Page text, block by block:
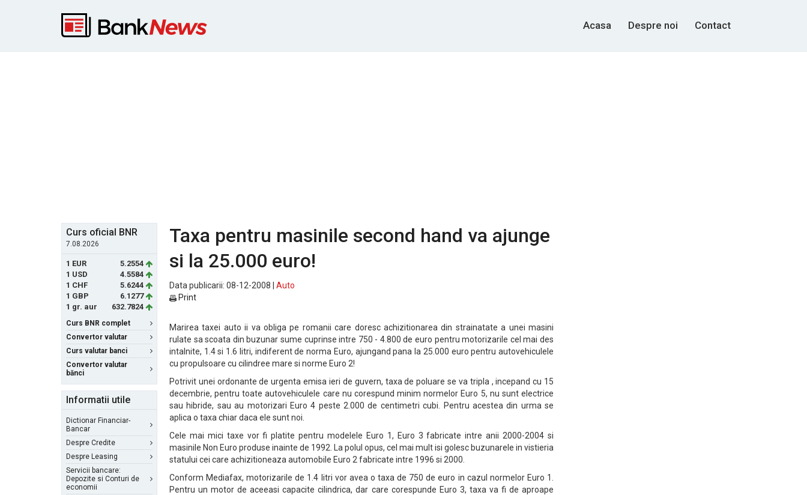
Acasa Despre noi Contact
Curs oficial BNR
7.08.2026
1 EUR
5.2554
1 USD
4.5584
1 CHF
5.6244
1 GBP
6.1277
1 gr. aur
632.7824
Curs BNR complet
Convertor valutar
Curs valutar banci
Convertor valutar
bănci
Informatii utile
Dictionar Financiar-
Bancar
Despre Credite
Despre Leasing
Servicii bancare:
Depozite si Conturi de
economii
Taxa pentru masinile second hand va ajunge
si la 25.000 euro!
Data publicarii: 08-12-2008 | Auto
Print
Marirea taxei auto ii va obliga pe romanii care doresc achizitionarea din strainatate a unei masini
rulate sa scoata din buzunar sume cuprinse intre 750 - 4.800 de euro pentru motorizarile cel mai des
intalnite, 1.4 si 1.6 litri, indiferent de norma Euro, ajungand pana la 25.000 euro pentru autovehiculele
cu propulsoare cu cilindree mare si norme Euro 2!
Potrivit unei ordonante de urgenta emisa ieri de guvern, taxa de poluare se va tripla , incepand cu 15
decembrie, pentru toate autovehiculele care nu corespund minim normelor Euro 5, nu sunt electrice
sau hibride, sau au motorizari Euro 4 peste 2.000 de centimetri cubi. Pentru acestea din urma se
aplica o taxa chiar daca ele sunt noi.
Cele mai mici taxe vor fi platite pentru modelele Euro 1, Euro 3 fabricate intre anii 2000-2004 si
masinile Non Euro produse inainte de 1992. La polul opus, cel mai mult isi golesc buzunarele in vistieria
statului cei care achizitioneaza automobile Euro 2 fabricate intre 1996 si 2000.
Conform Mediafax, motorizarile de 1.4 litri vor avea o taxa de 750 de euro in cazul normelor Euro 1.
Pentru un motor de aceeasi capacite cilindrica, dar care corespunde Euro 3, taxa va fi de aproape